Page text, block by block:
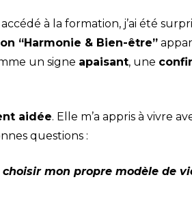
accédé à la formation, j’ai été
“Harmonie & Bien-être”
un signe apaisant, une
aidée. Elle m’a appris à vivre
questions :
choisir mon propre modèle de